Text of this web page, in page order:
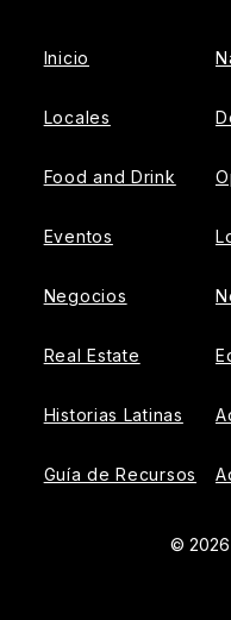
Inicio
Locales
Food and Drink
Eventos
Negocios
Real Estate
Historias Latinas
Guía de Recursos
© 2026